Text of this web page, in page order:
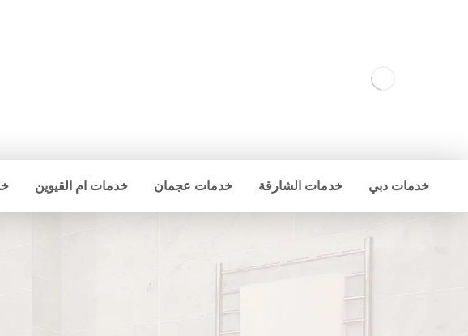
خدمات دبي خدمات الشارقة خدمات عجمان خدمات ام القيوين